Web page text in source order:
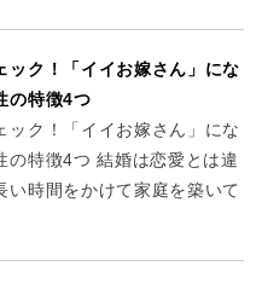
ック！「イイお嫁さん」にな
の特徴4つ
ック！「イイお嫁さん」にな
の特徴4つ 結婚は恋愛とは違
い時間をかけて家庭を築いて